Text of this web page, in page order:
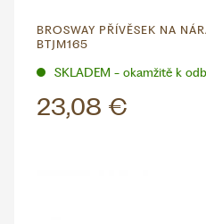
BROSWAY PŘÍVĚSEK NA
BTJM165
SKLADEM - okamžitě k
23,08 €